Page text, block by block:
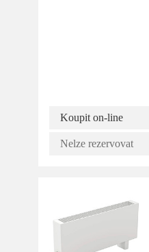
Koupit on-line
Nelze rezervovat